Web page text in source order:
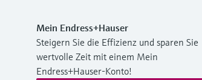
Mein Endress+Hauser
Steigern Sie die Effizienz und sparen Sie
wertvolle Zeit mit einem Mein
Endress+Hauser-Konto!